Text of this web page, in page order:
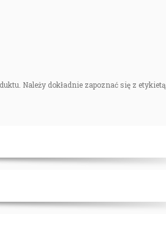
Należy dokładnie zapoznać się z etykietą